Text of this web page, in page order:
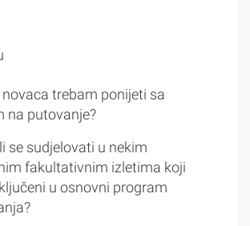
novaca trebam ponijeti sa
na putovanje?
se sudjelovati u nekim
fakultativnim izletima koji
u osnovni program